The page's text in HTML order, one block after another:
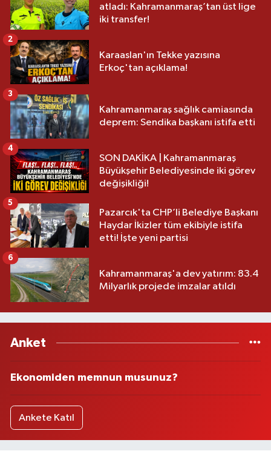
atladı: Kahramanmaraş’tan üst lige
iki transfer!
Karaaslan'ın Tekke yazısına
Erkoç'tan açıklama!
2
Kahramanmaraş sağlık camiasında
deprem: Sendika başkanı istifa etti
3
SON DAKİKA | Kahramanmaraş
Büyükşehir Belediyesinde iki görev
değişikliği!
4
Pazarcık'ta CHP’li Belediye Başkanı
Haydar İkizler tüm ekibiyle istifa
etti! İşte yeni partisi
5
Kahramanmaraş'a dev yatırım: 83.4
Milyarlık projede imzalar atıldı
6
Anket
Ekonomiden memnun musunuz?
Ankete Katıl